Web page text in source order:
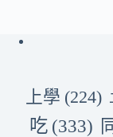
上學 (224)
吃 (333)